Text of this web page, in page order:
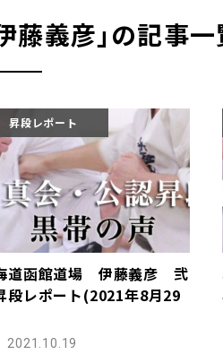
藤義彦｣の記事一
昇段レポート
道函館道場 伊藤義彦 弐
段レポート(2021年8月29
2021.10.19